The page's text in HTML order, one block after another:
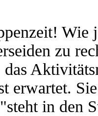
Wie
zu
das
erwartet.
in den